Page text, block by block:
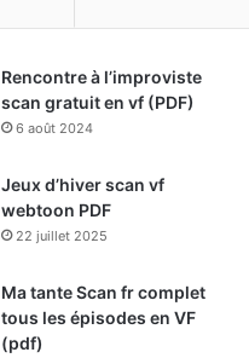
Rencontre à l’improviste
scan gratuit en vf (PDF)
6 août 2024
Jeux d’hiver scan vf
webtoon PDF
22 juillet 2025
Ma tante Scan fr complet
tous les épisodes en VF
(pdf)